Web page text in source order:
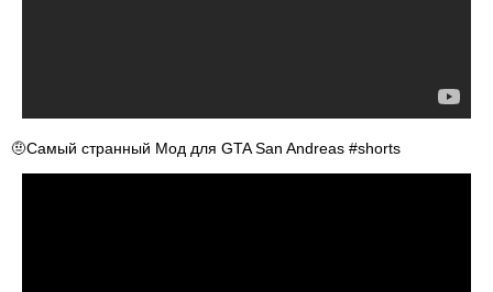
🤨Самый странный Мод для GTA San Andreas #shorts